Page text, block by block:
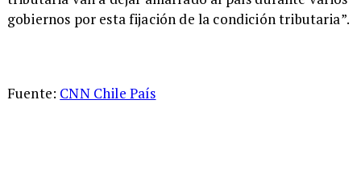
gobiernos por esta fijación de la condición tributaria”.
Fuente: CNN Chile País